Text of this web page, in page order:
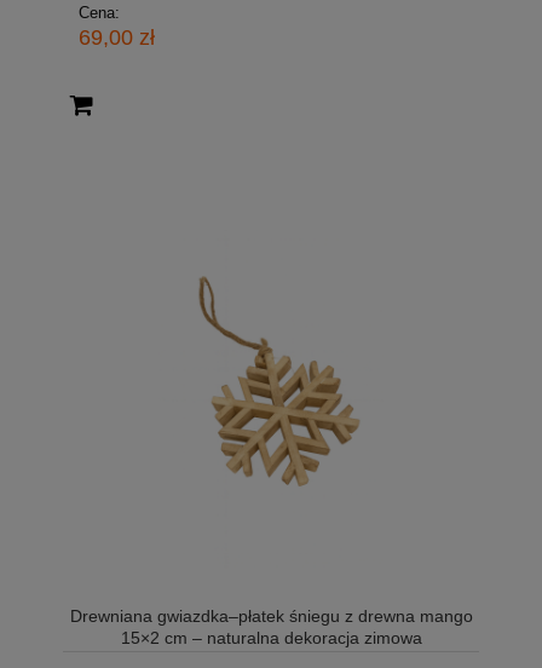
Cena:
69,00 zł
Drewniana gwiazdka–płatek śniegu z drewna mango
15×2 cm – naturalna dekoracja zimowa